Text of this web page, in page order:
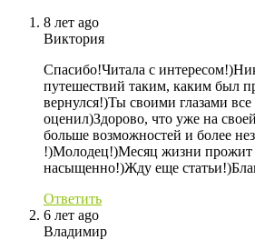
8 лет ago
Виктория
Спасибо!Читала с
путешествий таким, каким был
вернулся!)Ты своими глазами все
оценил)Здорово, что уже на
больше возможностей и более
!)Молодец!)Месяц жизни прожит
насыщенно!)Жду еще
Ответить
6 лет ago
Владимир